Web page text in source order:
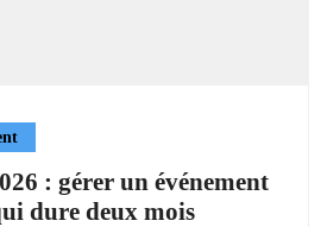
: gérer un événement
dure deux mois